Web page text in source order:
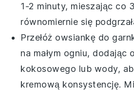
1-2 minuty, mieszając co
równomiernie się
Przełóż owsiankę do
na małym ogniu, dodając
kokosowego lub wody,
kremową konsystencję.